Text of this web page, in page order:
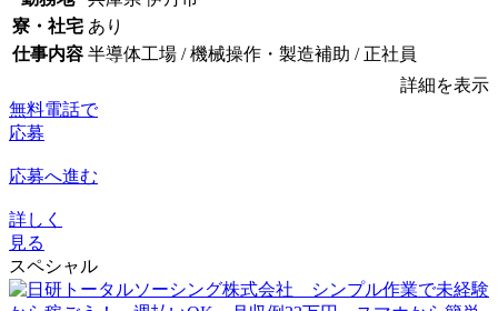
寮・社宅 あり
仕事内容 半導体工場 / 機械操作・製造補助 / 正社員
詳細を表示
無料電話で
応募
応募へ進む
詳しく
見る
スペシャル